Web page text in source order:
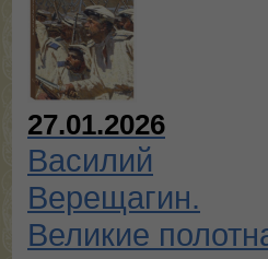
27.01.2026
Василий
Верещагин.
Великие